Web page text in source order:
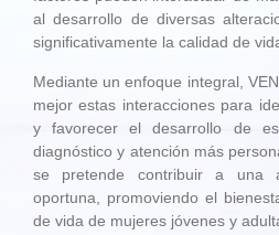
al desarrollo de diversas
significativamente la calidad de
Mediante un enfoque integral,
mejor estas interacciones para
y favorecer el desarrollo de
diagnóstico y atención más
se pretende contribuir a una
oportuna, promoviendo el
de vida de mujeres jóvenes y